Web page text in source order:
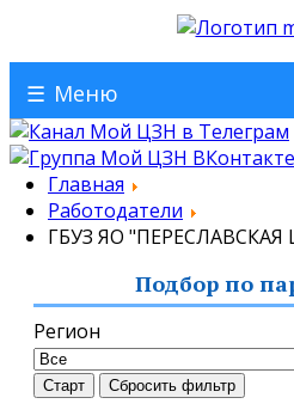
☰ Меню
Главная
Работодатели
ГБУЗ ЯО "ПЕРЕСЛАВСКАЯ
Подбор по
Регион
Старт Сбросить фильтр